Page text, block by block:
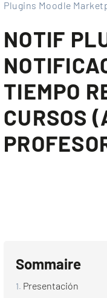
Plugins Moodle
NOTIF
TIEMPO
CURSOS
Sommaire
Presentación